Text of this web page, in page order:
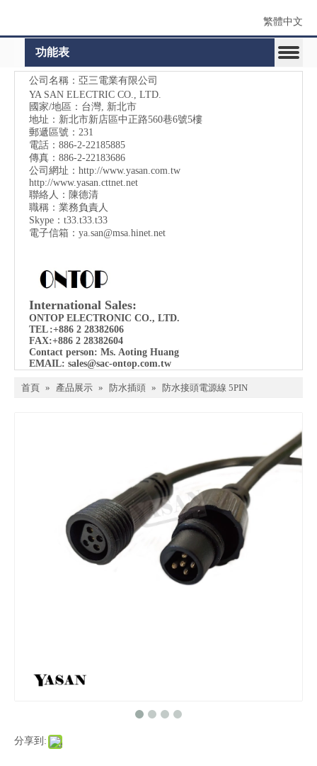
繁體中文
功能表
公司名稱：亞三電業有限公司
YA SAN ELECTRIC CO., LTD.
國家/地區：台灣, 新北市
地址： 新北市新店區中正路560巷6號5樓
郵遞區號：231
電話：886-2-22185885
傳真：886-2-22183686
公司網址： http://www.yasan.com.tw
http://www.yasan.cttnet.net
聯絡人：陳德清
職稱：業務負責人
Skype：t33.t33.t33
電子信箱： ya.san@msa.hinet.net
International Sales:
ONTOP ELECTRONIC CO., LTD.
TEL :+886 2 28382606
FAX:+886 2 28382604
Contact person: Ms. Aoting Huang
EMAIL: sales@sac-ontop.com.tw
首頁 » 產品展示 » 防水插頭 » 防水接頭電源線 5PIN
分享到: